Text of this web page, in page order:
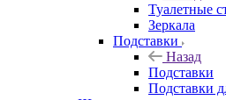
Туалетные
Зеркала
Подставки
Назад
Подставки
Подставки